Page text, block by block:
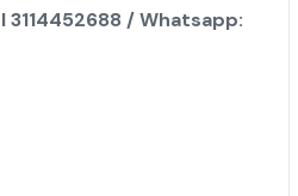
/ Whatsapp: